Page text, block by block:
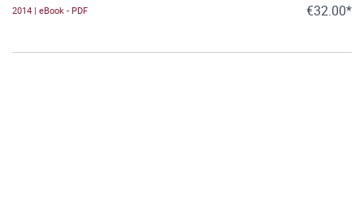
2014 | eBook - PDF €32.00*